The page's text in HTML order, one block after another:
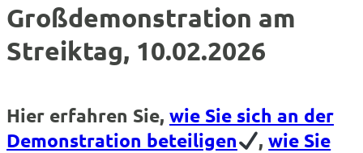
Großdemonstration am
Streiktag, 10.02.2026
Hier erfahren Sie, wie Sie sich an der
Demonstration beteiligen
,wie Sie